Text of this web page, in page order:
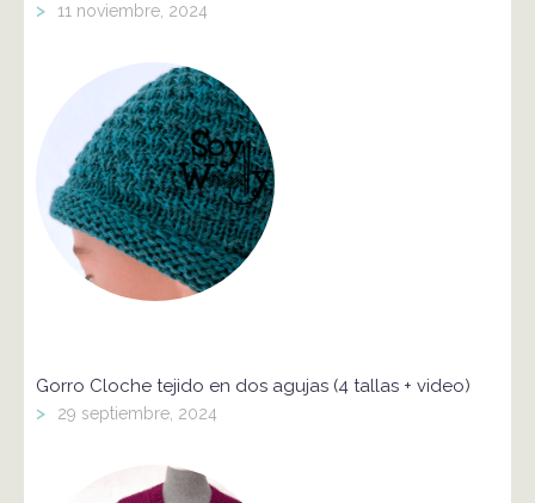
> 11 noviembre, 2024
Gorro Cloche tejido en dos agujas (4 tallas + video)
> 29 septiembre, 2024